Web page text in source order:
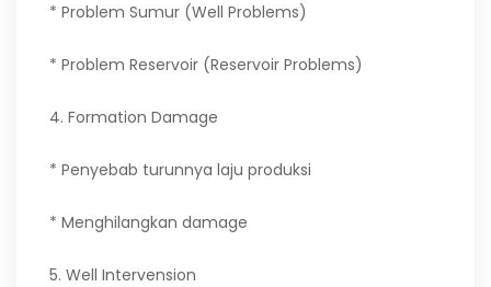
* Problem Sumur (Well Problems)
* Problem Reservoir (Reservoir Problems)
4. Formation Damage
* Penyebab turunnya laju produksi
* Menghilangkan damage
5. Well Intervension